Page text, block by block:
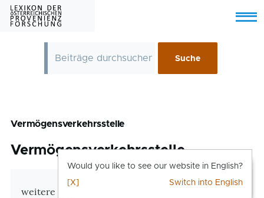
Skip to main content
Menu
Vermögensverkehrsstelle
Vermögensverkehrsstelle
Zusatzinformationen
weitere Bezeichnungen: Arisierungsbüro (vor
Would you like to see our website in English?
Switch into English
[X]